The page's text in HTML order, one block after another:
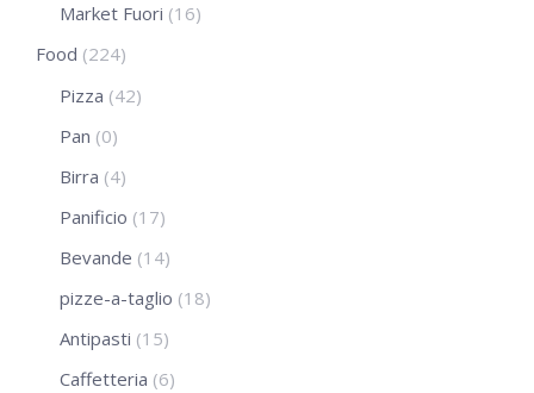
Market Fuori (16)
Food (224)
Pizza (42)
Pan (0)
Birra (4)
Panificio (17)
Bevande (14)
pizze-a-taglio (18)
Antipasti (15)
Caffetteria (6)